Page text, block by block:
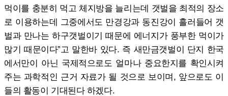
먹이를 충분히 먹고 체지방을 늘리는데 갯벌을 최적의 장소
로 이용하는데 그중에서도 만경강과 동진강이 흘러들어 갯
벌과 만나는 하구갯벌이기 때문에 에너지가 풍부한 먹이가
많기 때문이다”고 말한바 있다. 즉 새만금갯벌이 단지 한국
에서만이 아닌 국제적으로도 얼마나 중요한지를 확인시켜
주는 과학적인 근거 자료가 될 것으로 보이며, 앞으로도 이
들의 활동이 기대된다 하겠다.